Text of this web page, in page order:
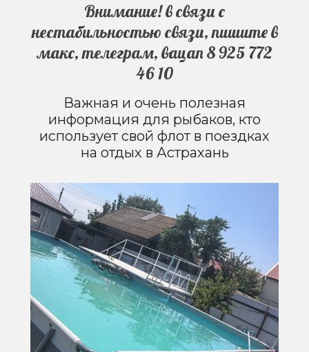
Внимание! в связи с
нестабильностью связи, пишите в
макс, телеграм, вацап 8 925 772
46 10
Важная и очень полезная
информация для рыбаков, кто
использует свой флот в поездках
на отдых в Астрахань